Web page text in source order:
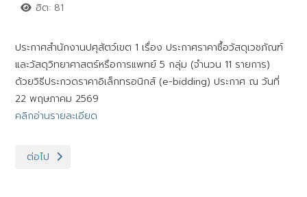
ฮิต: 81
ประกาศสำนักงานปศุสัตว์เขต 1 เรื่อง ประกาศราคาซื้อวัสดุเวชภัณฑ์
และวัสดุวิทยาศาสตร์หรือการแพทย์ 5 กลุ่ม (จำนวน 11 รายการ)
ด้วยวิธีประกวดราคาอิเล็กทรอนิกส์ (e-bidding) ประกาศ ณ วันที่
22 พฤษภาคม 2569
คลิกอ่านรายละเอียด
เนื้อหาถัดไป: ร่างประกาศสำนักงานปศุสัตว์เขต 1 เรื่อง ประกาศรา
ต่อไป